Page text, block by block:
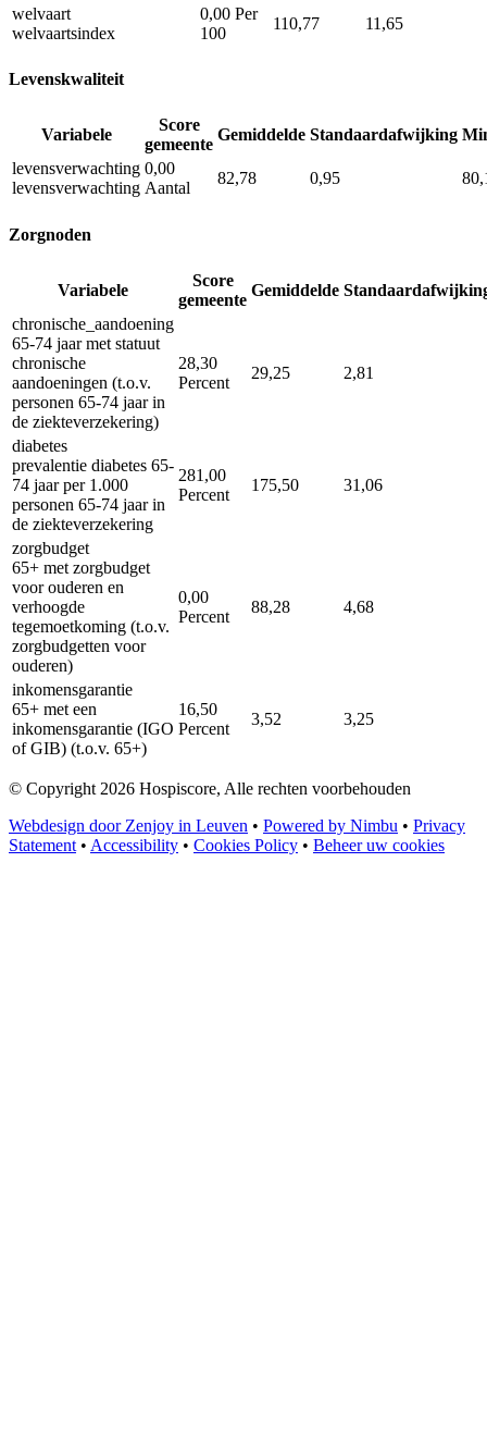
welvaart
welvaartsindex
0,00 Per
100
110,77 11,65
Levenskwaliteit
Variabele
Score
gemeente
Gemiddelde Standaardafwijking
levensverwachting
levensverwachting
0,00
Aantal
82,78 0,95
Zorgnoden
Variabele
Score
gemeente
Gemiddelde
chronische_aandoening
65-74 jaar met statuut
chronische
aandoeningen (t.o.v.
personen 65-74 jaar in
de ziekteverzekering)
28,30
Percent
29,25 2,81
diabetes
prevalentie diabetes 65-
74 jaar per 1.000
personen 65-74 jaar in
de ziekteverzekering
281,00
Percent
175,50 31,06
zorgbudget
65+ met zorgbudget
voor ouderen en
verhoogde
tegemoetkoming (t.o.v.
zorgbudgetten voor
ouderen)
0,00
Percent
88,28 4,68
inkomensgarantie
65+ met een
inkomensgarantie (IGO
of GIB) (t.o.v. 65+)
16,50
Percent
3,52 3,25
© Copyright 2026 Hospiscore, Alle rechten voorbehouden
Webdesign door Zenjoy in Leuven • Powered by Nimbu • Privacy
Statement • Accessibility • Cookies Policy • Beheer uw cookies